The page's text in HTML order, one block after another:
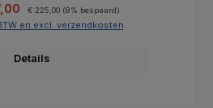
Normale prijs:
€ 225,00 (8% bespaard)
en excl. verzendkosten
Details